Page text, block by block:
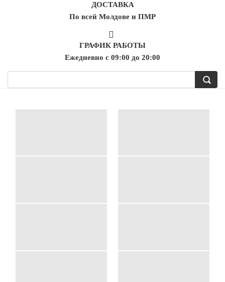
ДОСТАВКА
По всей Молдове и ПМР
ГРАФИК РАБОТЫ
Ежедневно с 09:00 до 20:00